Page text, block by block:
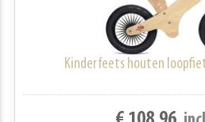
Kinderfeets houten